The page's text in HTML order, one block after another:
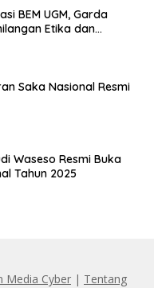
BEM UGM, Garda
Etika dan
Saka Nasional Resmi
Waseso Resmi Buka
Tahun 2025
Media Cyber | Tentang